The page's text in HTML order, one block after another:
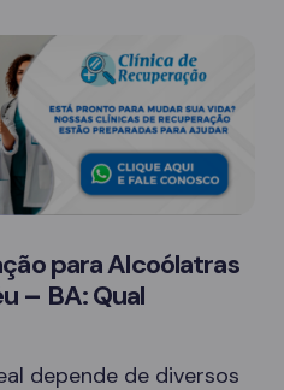
para Alcoólatras
– BA: Qual
depende de diversos